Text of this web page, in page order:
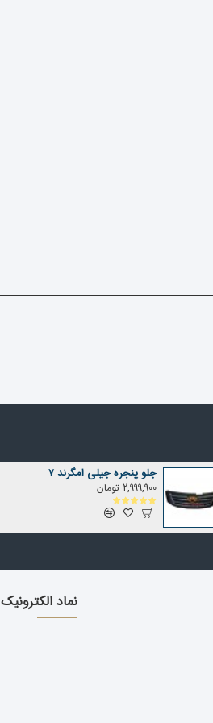
جلو پنجره جیلی امگرند 7
2,999,900 تومان
نماد الکترونیک